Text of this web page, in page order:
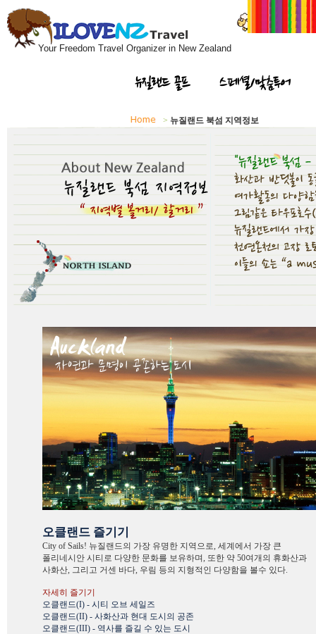
Your Freedom Travel Organizer in New Zealand
뉴질랜드 골프 스페셜/맞춤투어
> 뉴질랜드 북섬 지역정보
오클랜드 즐기기
City of Sails! 뉴질랜드의 가장 유명한 지역으로, 세계에서 가장 큰
폴리네시안 시티로 다양한 문화를 보유하며, 또한 약 50여개의 휴화산과
사화산, 그리고 거센 바다, 우림 등의 지형적인 다양함을 볼수 있다.
자세히 즐기기
오클랜드(I) - 시티 오브 세일즈
오클랜드(II) - 사화산과 현대 도시의 공존
오클랜드(III) - 역사를 즐길 수 있는 도시